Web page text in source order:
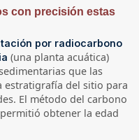
con precisión estas
por radiocarbono
(una planta acuática)
que las
estratigrafía del sitio para
El método del carbono
obtener la edad